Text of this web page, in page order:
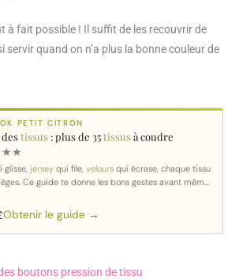
à fait possible ! Il suffit de les recouvrir de
servir quand on n’a plus la bonne couleur de
PETIT CITRON
tissus : plus de 35tissusà coudre
★★
glisse, jersey qui file, velours qui écrase, chaque tissu
Ce guide te donne les bons gestes avant même
Obtenir le guide →
boutons pression de tissu